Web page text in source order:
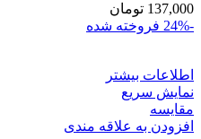
137,000 تومان
-24%
فروخته شده
اطلاعات بیشتر
نمایش سریع
مقايسه
افزودن به علاقه مندی